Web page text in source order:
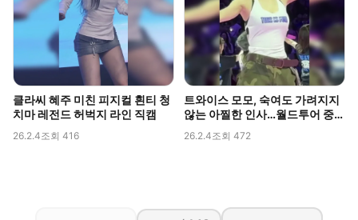
클라씨 혜주 미친 피지컬 흰티 청
치마 레전드 허벅지 라인 직캠
26.2.4조회 416
트와이스 모모, 숙여도 가려지지
않는 아찔한 인사…월드투어 중
26.2.4조회 472